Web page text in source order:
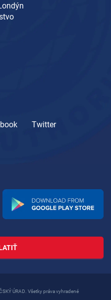
Twitter
ÚRAD. Všetky práva vyhradené